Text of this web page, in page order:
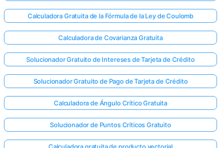
Calculadora Gratuita de la Fórmula de la Ley de Coulomb
Calculadora de Covarianza Gratuita
Solucionador Gratuito de Intereses de Tarjeta de Crédito
Solucionador Gratuito de Pago de Tarjeta de Crédito
Calculadora de Ángulo Crítico Gratuita
Solucionador de Puntos Críticos Gratuito